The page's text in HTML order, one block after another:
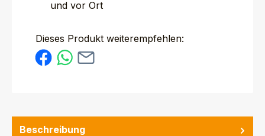
und vor Ort
Dieses Produkt weiterempfehlen:
Beschreibung